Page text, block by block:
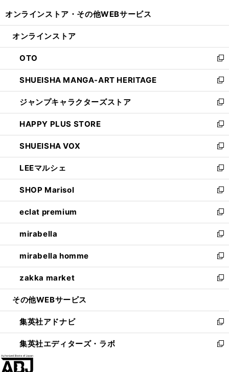
開
ン
ウ
で
開
く
ウ
ン
ド
ウ
で
開
く
オンラインストア・ その他WEBサービス
オンラインストア
OTO
新
し
い
ウ
ィ
ン
ド
ウ
で
開
く
SHUEISHA MANGA-ART HERITAGE
新
し
い
ウ
ィ
ン
ド
ウ
で
開
く
ジャンプキャラクターズストア
新
し
い
ウ
ィ
ン
ド
ウ
で
開
く
HAPPY PLUS STORE
新
し
い
ウ
ィ
ン
ド
ウ
で
開
く
SHUEISHA VOX
新
し
い
ウ
ィ
ン
ド
ウ
で
開
く
LEEマルシェ
新
し
い
ウ
ィ
ン
ド
ウ
で
開
く
SHOP Marisol
新
し
い
ウ
ィ
ン
ド
ウ
で
開
eclat premium
新
し
い
ウ
ィ
ン
ド
ウ
開
く
mirabella
新
し
い
ウ
ィ
ン
ウ
で
開
く
mirabella homme
新
し
い
ウ
ン
ド
ウ
で
zakka market
新
し
ウ
ィ
ン
ド
その他WEBサービス
集英社アドナビ
新
し
い
集英社エディターズ・ラボ
新